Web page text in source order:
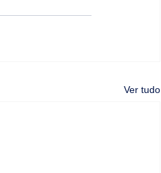
Ver tudo